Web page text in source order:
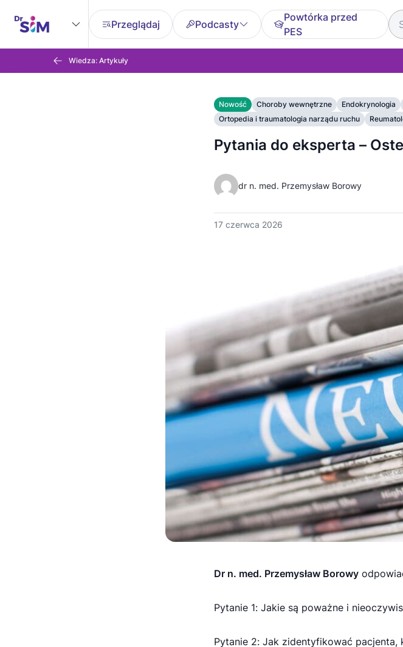
Przeglądaj Podcasty
Powtórka przed
PES
Wiedza: Artykuły
Nowość Choroby wewnętrzne Endokrynologia
Ortopedia i traumatologia narządu ruchu
Pytania do eksperta –
dr n. med. Przemysław Borowy
17 czerwca 2026
Dr n. med. Przemysław Borowy
Pytanie 1: Jakie są poważne i
Pytanie 2: Jak zidentyfikować